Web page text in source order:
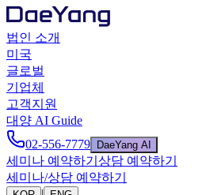
법인 소개
미국
글로벌
기업체
고객지원
대양 AI Guide
02-556-7779
DaeYang AI
세미나 예약하기 상담 예약하기
세미나/상담 예약하기